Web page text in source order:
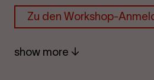
Zu den Workshop-
show more